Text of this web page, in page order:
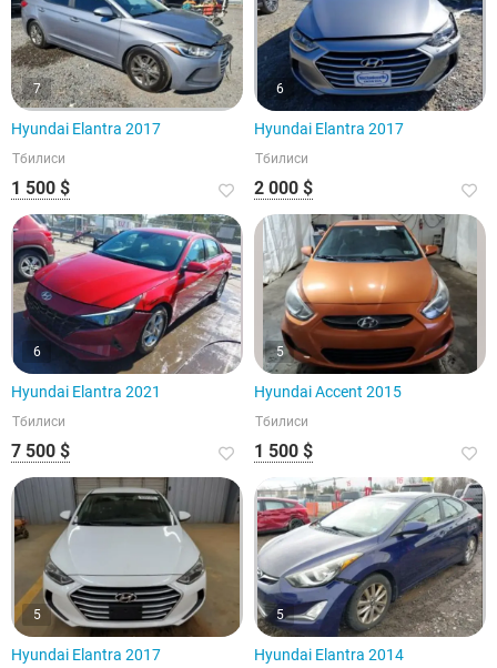
7
Hyundai Elantra 2017
Тбилиси
1 500 $
6
Hyundai Elantra 2017
Тбилиси
2 000 $
6
Hyundai Elantra 2021
Тбилиси
7 500 $
5
Hyundai Accent 2015
Тбилиси
1 500 $
5
Hyundai Elantra 2017
5
Hyundai Elantra 2014